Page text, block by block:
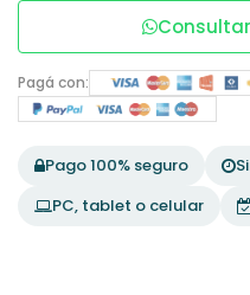
Pagá con:
Pago 100% seguro
PC, tablet o celular